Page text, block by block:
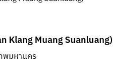
Klang Muang Suanluang)
พมหานคร